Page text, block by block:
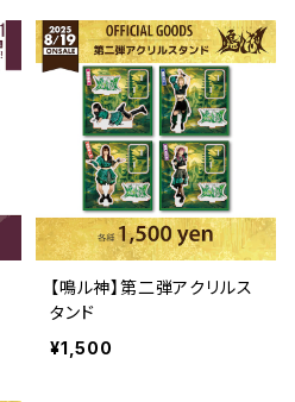
【鳴ル神】第二弾アクリルス
タンド
¥1,500